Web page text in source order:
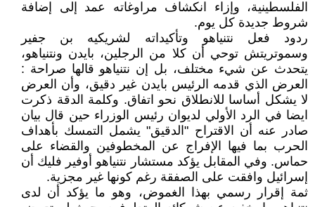
الفلسطينية، وإزاء انكشاف مراوغاته عمد إلى إضافة
شروط جديدة كل يوم.
ردود فعل نتنياهو وتأكيداته لشريكيه بن جفير
وسموتريتش توحي أن كلا من الرجلين، بايدن ونتنياهو،
يتحدث عن شيء مختلف، بل إن نتنياهو قالها صراحة :
العرض الذي قدمه الرئيس بايدن غير دقيق، وأن العرض
لا يشكل أساسا للانطلاق نحو اتفاق. وكلمة الدقة ذكرت
ايضا في الرد الأولي لديوان رئيس الوزراء حين قال بيان
صادر عنه أن الاقتراح "الدقيق" يشمل التمسك بأهداف
الحرب بما فيها الإفراج عن المخطوفين والقضاء على
حماس. وفي المقابل يؤكد مستشار نتنياهو أوفير فليك أن
إسرائيل وافقت على الصفقة رغم كونها غير مجزية.
ثمة إقرار رسمي بهذا الغموض، وهو ما يؤكد أن لدى